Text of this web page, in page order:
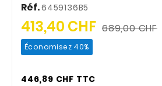
Réf.6459136B5
413,40 CHF 689,00 CHF
Économisez 40%
446,89 CHF TTC